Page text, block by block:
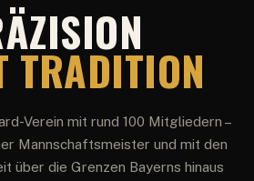
TRADITION
Verein mit rund 100 Mitgliedern –
Mannschaftsmeister und mit den
über die Grenzen Bayerns hinaus